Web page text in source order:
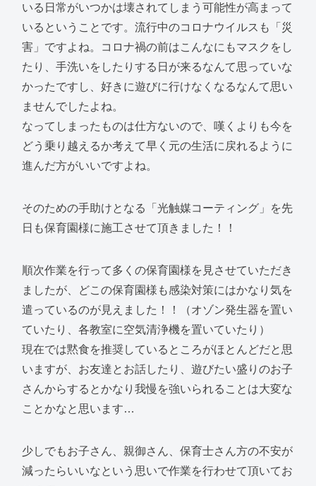
いる日常がいつかは壊されてしまう可能性が高まって
いるということです。流行中のコロナウイルスも「災
害」ですよね。コロナ禍の前はこんなにもマスクをし
たり、手洗いをしたりする日が来るなんて思っていな
かったですし、好きに遊びに行けなくなるなんて思い
ませんでしたよね。
なってしまったものは仕方ないので、嘆くよりも今を
どう乗り越えるか考えて早く元の生活に戻れるように
進んだ方がいいですよね。
そのための手助けとなる「光触媒コーティング」を先
日も保育園様に施工させて頂きました！！
順次作業を行って多くの保育園様を見させていただき
ましたが、どこの保育園様も感染対策にはかなり気を
遣っているのが見えました！！（オゾン発生器を置い
ていたり、各教室に空気清浄機を置いていたり）
現在では黙食を推奨しているところがほとんどだと思
いますが、お友達とお話したり、遊びたい盛りのお子
さんからするとかなり我慢を強いられることは大変な
ことかなと思います…
少しでもお子さん、親御さん、保育士さん方の不安が
減ったらいいなという思いで作業を行わせて頂いてお